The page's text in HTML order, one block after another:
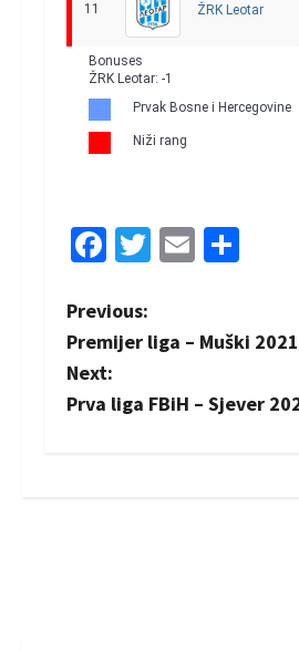
11 ŽRK Leotar
Bonuses
ŽRK Leotar: -1
Prvak Bosne i Hercegovine
Niži rang
Facebook
Twitter
Email
P
o
s
Previous:
Premijer liga – Muški
Next:
Prva liga FBiH – Sjever